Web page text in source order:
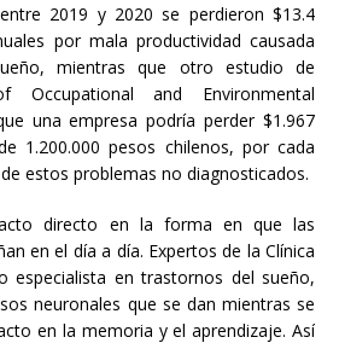
2019 y 2020 se perdieron $13.4
por mala productividad causada
mientras que otro estudio de
Occupational and Environmental
una empresa podría perder $1.967
1.200.000 pesos chilenos, por cada
estos problemas no diagnosticados.
directo en la forma en que las
en el día a día. Expertos de la Clínica
especialista en trastornos del sueño,
neuronales que se dan mientras se
en la memoria y el aprendizaje. Así